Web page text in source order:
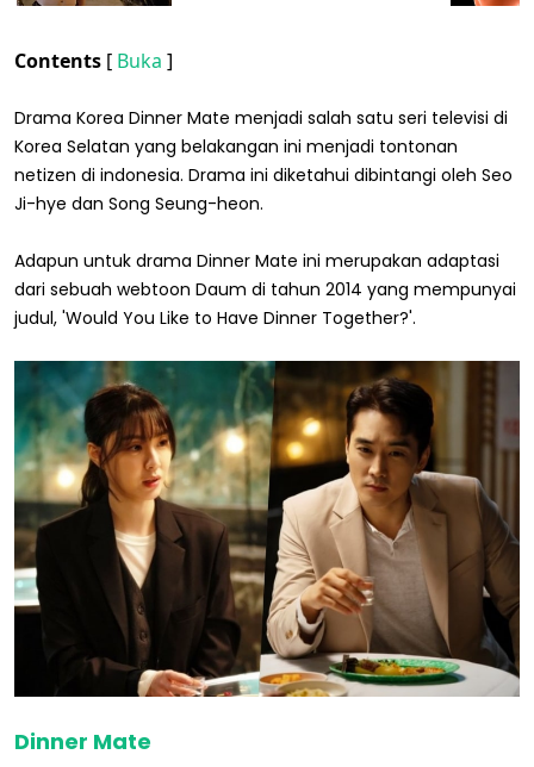
Contents [ Buka ]
Drama Korea Dinner Mate menjadi salah satu seri televisi di
Korea Selatan yang belakangan ini menjadi tontonan
netizen di indonesia. Drama ini diketahui dibintangi oleh Seo
Ji-hye dan Song Seung-heon.
Adapun untuk drama Dinner Mate ini merupakan adaptasi
dari sebuah webtoon Daum di tahun 2014 yang mempunyai
judul, 'Would You Like to Have Dinner Together?'.
Dinner Mate